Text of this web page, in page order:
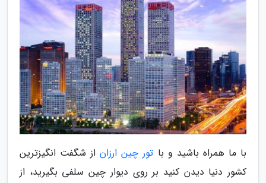
با ما همراه باشید و با تور چین ارزاناز شگفت انگیزترین
کشور دنیا دیدن کنید بر روی دیوار چین سلفی بگیرید، از